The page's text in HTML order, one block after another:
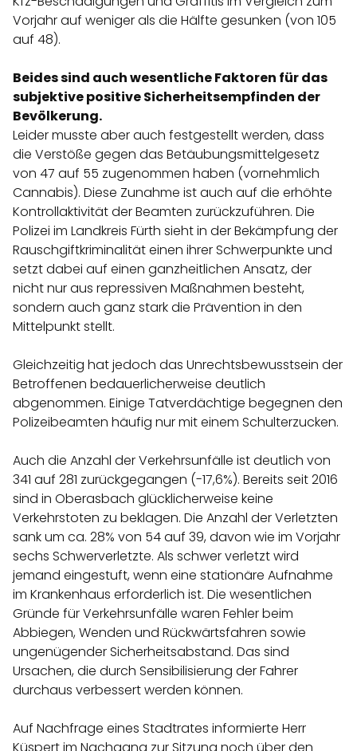
Vorjahr auf weniger als die Hälfte gesunken (von 105
auf 48).
Beides sind auch wesentliche Faktoren für das
subjektive positive Sicherheitsempfinden der
Bevölkerung.
Leider musste aber auch festgestellt werden, dass
die Verstöße gegen das Betäubungsmittelgesetz
von 47 auf 55 zugenommen haben (vornehmlich
Cannabis). Diese Zunahme ist auch auf die erhöhte
Kontrollaktivität der Beamten zurückzuführen. Die
Polizei im Landkreis Fürth sieht in der Bekämpfung der
Rauschgiftkriminalität einen ihrer Schwerpunkte und
setzt dabei auf einen ganzheitlichen Ansatz, der
nicht nur aus repressiven Maßnahmen besteht,
sondern auch ganz stark die Prävention in den
Mittelpunkt stellt.
Gleichzeitig hat jedoch das Unrechtsbewusstsein der
Betroffenen bedauerlicherweise deutlich
abgenommen. Einige Tatverdächtige begegnen den
Polizeibeamten häufig nur mit einem Schulterzucken.
Auch die Anzahl der Verkehrsunfälle ist deutlich von
341 auf 281 zurückgegangen (-17,6%). Bereits seit 2016
sind in Oberasbach glücklicherweise keine
Verkehrstoten zu beklagen. Die Anzahl der Verletzten
sank um ca. 28% von 54 auf 39, davon wie im Vorjahr
sechs Schwerverletzte. Als schwer verletzt wird
jemand eingestuft, wenn eine stationäre Aufnahme
im Krankenhaus erforderlich ist. Die wesentlichen
Gründe für Verkehrsunfälle waren Fehler beim
Abbiegen, Wenden und Rückwärtsfahren sowie
ungenügender Sicherheitsabstand. Das sind
Ursachen, die durch Sensibilisierung der Fahrer
durchaus verbessert werden können.
Auf Nachfrage eines Stadtrates informierte Herr